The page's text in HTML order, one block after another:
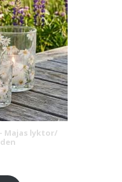
Majas lyktor/